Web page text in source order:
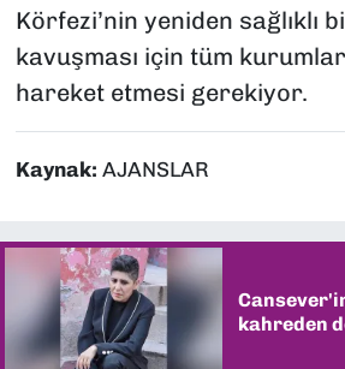
Körfezi’nin yeniden sağlıklı
kavuşması için tüm
hareket etmesi gerekiyor.
Kaynak: AJANSLAR
kahreden